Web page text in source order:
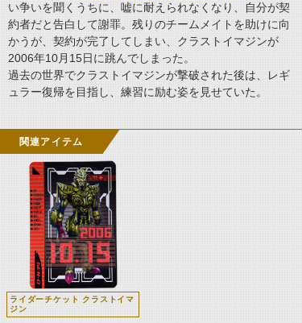
い争いを聞くうちに、嘘に耐えられなくなり、自分が契
約者だと告白して謝罪。残りのチームメイトを助けに向
かうが、契約が完了してしまい、クラストイマジンが
2006年10月15日に跳んでしまった。
過去の世界でクラストイマジンが撃破された後は、レギ
ュラー復帰を目指し、練習に励む姿を見せていた。
関連アイテム
ライダーチケット クラストイマ
ジン